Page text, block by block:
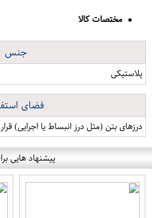
مختصات کالا
جنس
پلاستیکی
فضای
درزهای بتن (مثل درز انبساط یا اجرایی)
پیشنهاد هایی